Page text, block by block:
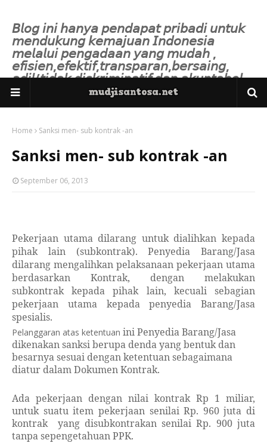
𝘉𝘭𝘰𝘨 𝘪𝘯𝘪 𝘩𝘢𝘯𝘺𝘢 𝘱𝘦𝘯𝘥𝘢𝘱𝘢𝘵 𝘱𝘳𝘪𝘣𝘢𝘥𝘪 𝘶𝘯𝘵𝘶𝘬
𝘮𝘦𝘯𝘥𝘶𝘬𝘶𝘯𝘨 𝘬𝘦𝘮𝘢𝘫𝘶𝘢𝘯 𝘐𝘯𝘥𝘰𝘯𝘦𝘴𝘪𝘢
𝘮𝘦𝘭𝘢𝘭𝘶𝘪 𝘱𝘦𝘯𝘨𝘢𝘥𝘢𝘢𝘯 𝘺𝘢𝘯𝘨 𝘮𝘶𝘥𝘢𝘩 ,
𝘦𝘧𝘪𝘴𝘪𝘦𝘯,𝘦𝘧𝘦𝘬𝘵𝘪𝘧,𝘵𝘳𝘢𝘯𝘴𝘱𝘢𝘳𝘢𝘯,𝘣𝘦𝘳𝘴𝘢𝘪𝘯𝘨,
𝘢𝘥𝘪𝘭/𝘵𝘪𝘥𝘢𝘬 𝘥𝘪𝘴𝘬𝘳𝘪𝘮𝘪𝘯𝘢𝘵𝘪𝘧 𝘥𝘢𝘯 𝘢𝘬𝘶𝘯𝘵𝘢𝘣𝘦𝘭.
Home Sanksi men- sub kontrak -an
Sanksi men- sub kontrak -an
September 06, 2013
Pekerjaan utama dilarang untuk dialihkan kepada
pihak lain (subkontrak).
Penyedia Barang/Jasa
dilarang mengalihkan pelaksanaan pekerjaan utama
berdasarkan Kontrak, dengan melakukan
subkontrak kepada pihak lain, kecuali sebagian
pekerjaan utama kepada penyedia Barang/Jasa
spesialis.
Pelanggaran atas ketentuan iniPenyedia Barang/Jasa
dikenakan sanksi berupa denda yang bentuk dan
besarnya sesuai dengan ketentuan sebagaimana
diatur dalam Dokumen Kontrak.
Ada pekerjaan dengan nilai kontrak Rp 1 miliar,
untuk suatu item pekerjaan senilai Rp. 960 juta di
kontrak yang disubkontrakan senilai Rp. 900 juta
tanpa sepengetahuan PPK.